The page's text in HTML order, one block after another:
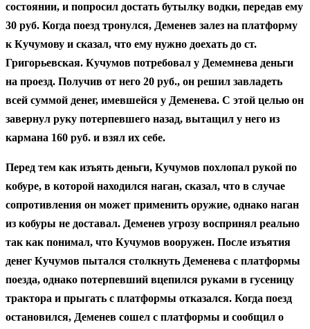
состоянии, и попросил достать бутылку водки, передав ему
30 руб. Когда поезд тронулся, Деменев залез на платформу
к Кучумову и сказал, что ему нужно доехать до ст.
Григорьевская. Кучумов потребовал у Демемнева деньги
на проезд. Получив от него 20 руб., он решил завладеть
всей суммой денег, имевшейся у Деменева. С этой целью он
завернул руку потерпевшего назад, вытащил у него из
кармана 160 руб. и взял их себе.
Перед тем как изъять деньги, Кучумов похлопал рукой по
кобуре, в которой находился наган, сказал, что в случае
сопротивления он может применить оружие, однако наган
из кобуры не доставал. Деменев угрозу воспринял реально
так как понимал, что Кучумов вооружен. После изъятия
денег Кучумов пытался столкнуть Деменева с платформы
поезда, однако потерпевший вцепился руками в гусеницу
трактора и прыгать с платформы отказался. Когда поезд
остановился, Деменев сошел с платформы и сообщил о